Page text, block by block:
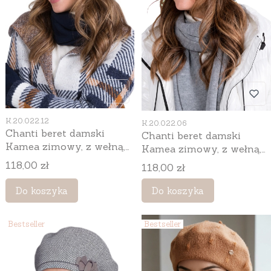
Kod produktu
K.20.022.12
Chanti beret damski
Kamea zimowy, z wełną,
rozmiar uniwersalny 54–
62 cm, kolor granatowy
Cena
118,00 zł
Do koszyka
Kod produktu
K.20.022.06
Chanti beret damski
Kamea zimowy, z wełną,
rozmiar uniwersalny 54–
62 cm, kolor szary
Cena
118,00 zł
Do koszyka
Bestseller Bestseller